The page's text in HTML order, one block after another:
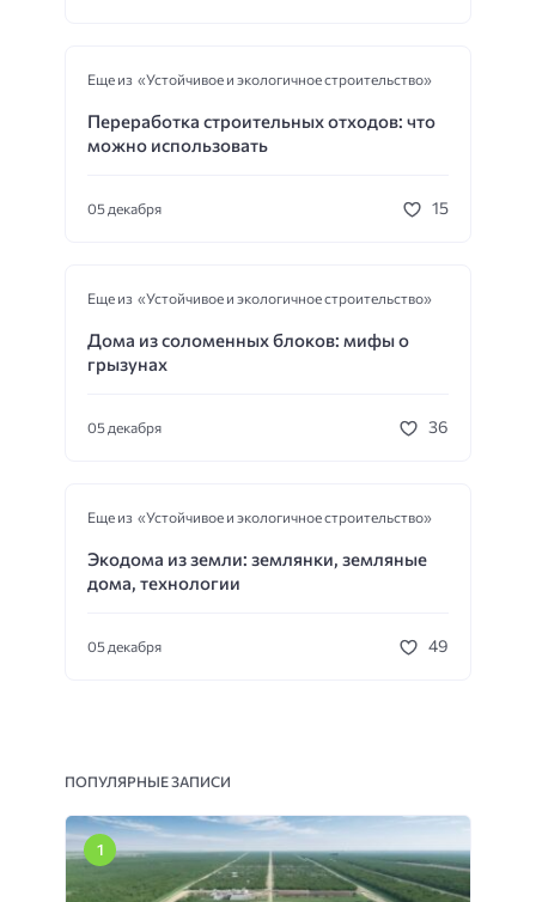
Еще из «Устойчивое и экологичное строительство»
Переработка строительных отходов: что
можно использовать
05 декабря 15
Еще из «Устойчивое и экологичное строительство»
Дома из соломенных блоков: мифы о
грызунах
05 декабря 36
Еще из «Устойчивое и экологичное строительство»
Экодома из земли: землянки, земляные
дома, технологии
05 декабря 49
ПОПУЛЯРНЫЕ ЗАПИСИ